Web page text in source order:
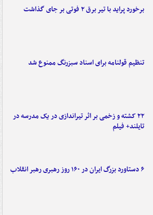
برخورد پراید با تیر برق ۲ فوتی بر جای گذاشت
تنظیم قولنامه برای اسناد سبزرنگ ممنوع شد
۲۲ کشته و زخمی بر اثر تیراندازی در یک مدرسه در
تایلند+ فیلم
۶ دستاورد بزرگ ایران در ۱۶۰ روز رهبری رهبر انقلاب